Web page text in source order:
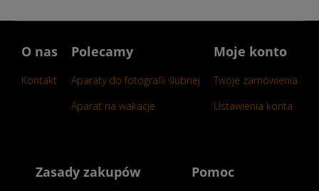
O nas
Kontakt
Polecamy
Aparaty do fotografii ślubnej
Aparat na wakacje
Moje konto
Twoje zamówienia
Ustawienia konta
Zasady zakupów Pomoc